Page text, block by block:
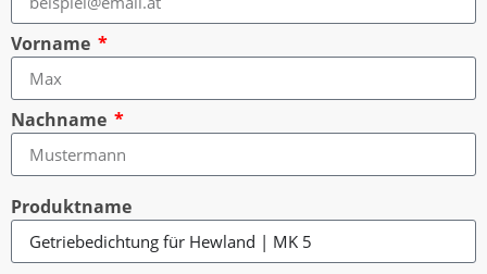
Vorname
Nachname
Produktname